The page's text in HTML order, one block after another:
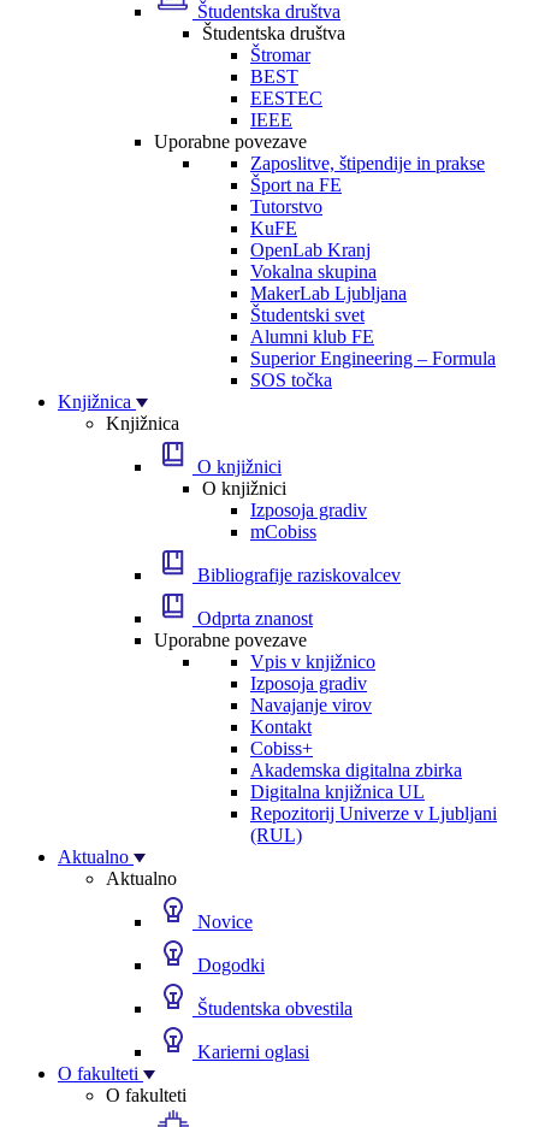
Študentska društva
Študentska društva
Štromar
BEST
EESTEC
IEEE
Uporabne povezave
Zaposlitve, štipendije in prakse
Šport na FE
Tutorstvo
KuFE
OpenLab Kranj
Vokalna skupina
MakerLab Ljubljana
Študentski svet
Alumni klub FE
Superior Engineering – Formula
SOS točka
Knjižnica
Knjižnica
O knjižnici
O knjižnici
Izposoja gradiv
mCobiss
Bibliografije raziskovalcev
Odprta znanost
Uporabne povezave
Vpis v knjižnico
Izposoja gradiv
Navajanje virov
Kontakt
Cobiss+
Akademska digitalna zbirka
Digitalna knjižnica UL
Repozitorij Univerze v Ljubljani
(RUL)
Aktualno
Aktualno
Novice
Dogodki
Študentska obvestila
Karierni oglasi
O fakulteti
O fakulteti